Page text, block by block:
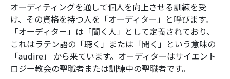
オーディティングを通して個人を向上させる訓練を受
け、その資格を持つ人を「オーディター」と呼びます。
「オーディター」は「聞く人」として定義されており、
これはラテン語の「聴く」または「聞く」という意味の
「audire」 から来ています。 オーディターはサイエント
ロジー教会の聖職者または訓練中の聖職者です。